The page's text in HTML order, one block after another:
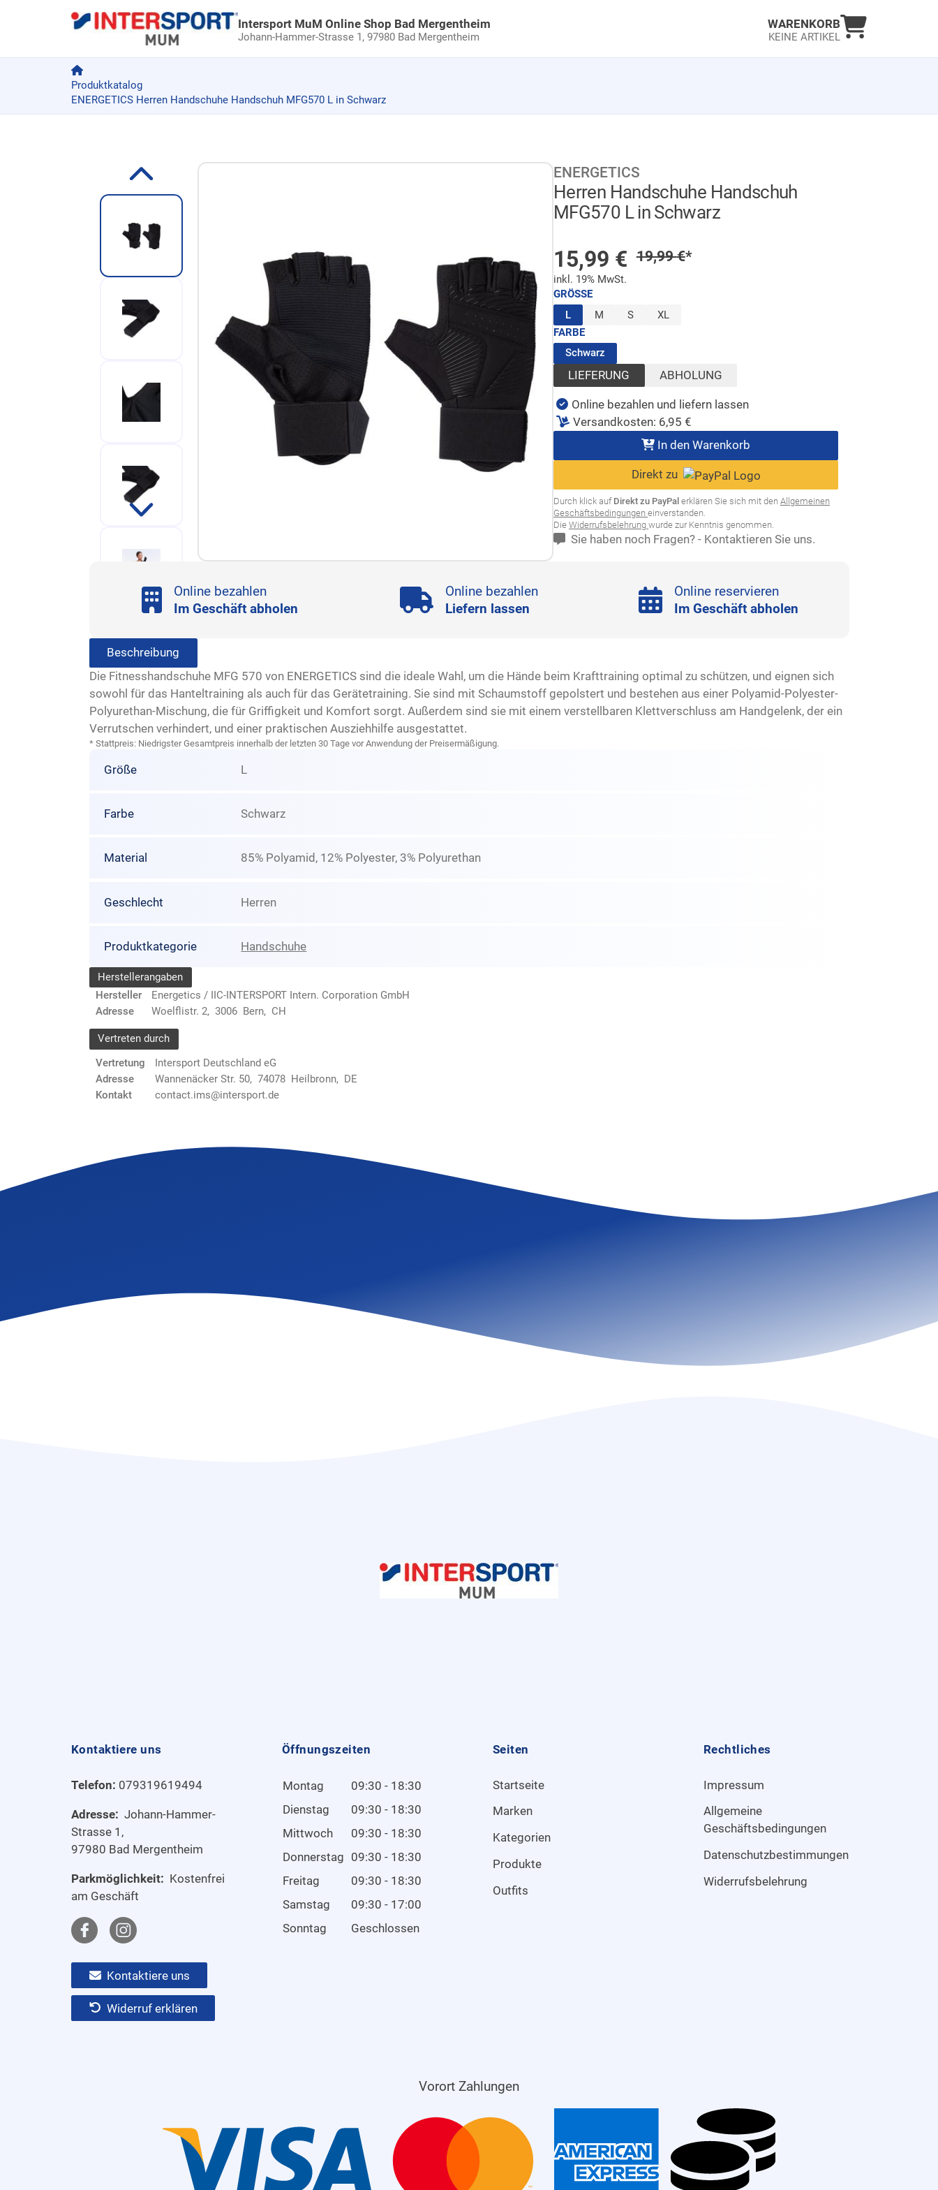
Intersport MuM Online Shop Bad Mergentheim
Johann-Hammer-Strasse 1,97980 Bad Mergentheim
WARENKORB
KEINE ARTIKEL
Warenkorb
Produktkatalog
ENERGETICS Herren Handschuhe Handschuh MFG570 L in Schwarz
Zur Produktbeschreibung springen ENERGETICS
Herren Handschuhe Handschuh
MFG570 L in Schwarz
Sonderpreis
15,99 € Regulärer Preis
19,99€*
inkl. 19% MwSt.
GRÖSSE
L (ausgewählt)
M S
XL
FARBE
Schwarz
LIEFERUNG ABHOLUNG
Online bezahlen und liefern lassen
Versandkosten: 6,95 €
In den Warenkorb
Direkt zu
Durch klick auf Direkt zu PayPal erklären Sie sich mit den Allgemeinen
Geschäftsbedingungen einverstanden.
Die Widerrufsbelehrung wurde zur Kenntnis genommen.
Sie haben noch Fragen? - Kontaktieren Sie uns.
Online bezahlen
Im Geschäft abholen
Online bezahlen
Liefern lassen
Online reservieren
Im Geschäft abholen
Beschreibung
Die Fitnesshandschuhe MFG 570 von ENERGETICS sind die ideale Wahl, um die Hände beim Krafttraining optimal zu schützen, und eignen sich
sowohl für das Hanteltraining als auch für das Gerätetraining. Sie sind mit Schaumstoff gepolstert und bestehen aus einer Polyamid-Polyester-
Polyurethan-Mischung, die für Griffigkeit und Komfort sorgt. Außerdem sind sie mit einem verstellbaren Klettverschluss am Handgelenk, der ein
Verrutschen verhindert, und einer praktischen Ausziehhilfe ausgestattet.
* Stattpreis: Niedrigster Gesamtpreis innerhalb der letzten 30 Tage vor Anwendung der Preisermäßigung.
Größe L
Farbe Schwarz
Material 85% Polyamid, 12% Polyester, 3% Polyurethan
Geschlecht Herren
Produktkategorie Handschuhe
Herstellerangaben
Hersteller
Energetics / IIC-INTERSPORT Intern. Corporation GmbH
Adresse
Woelflistr. 2, 3006 Bern, CH
Vertreten durch
Vertretung
Intersport Deutschland eG
Adresse
Wannenäcker Str. 50, 74078 Heilbronn, DE
Kontakt
contact.ims@intersport.de
Kontaktiere uns
Telefon: 079319619494
Adresse: Johann-Hammer-
Strasse 1,
97980 Bad Mergentheim
Parkmöglichkeit: Kostenfrei
am Geschäft
Kontaktiere uns
Widerruf erklären
Öffnungszeiten
Montag
09:30 - 18:30
Dienstag
09:30 - 18:30
Mittwoch
09:30 - 18:30
Donnerstag 09:30 - 18:30
Freitag
09:30 - 18:30
Samstag
09:30 - 17:00
Sonntag
Geschlossen
Seiten
Startseite
Marken
Kategorien
Produkte
Outfits
Rechtliches
Impressum
Allgemeine
Geschäftsbedingungen
Datenschutzbestimmungen
Widerrufsbelehrung
Vorort Zahlungen